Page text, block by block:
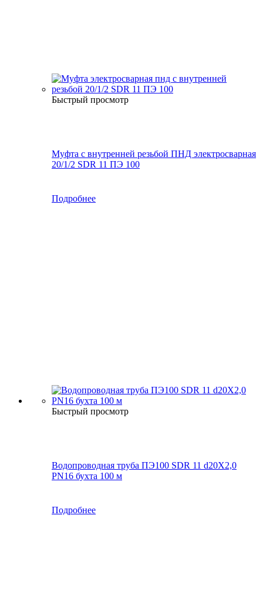
Быстрый просмотр
Муфта с внутренней резьбой ПНД электросварная
20/1/2 SDR 11 ПЭ 100
Подробнее
Быстрый просмотр
Водопроводная труба ПЭ100 SDR 11 d20Х2,0
PN16 бухта 100 м
Подробнее